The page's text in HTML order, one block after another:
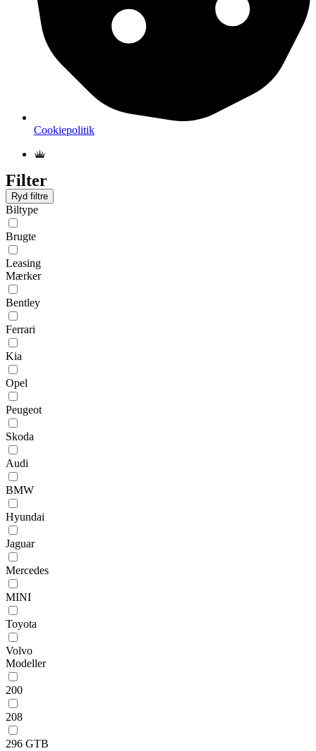
Cookiepolitik
Filter
Ryd filtre
Biltype
Brugte
Leasing
Mærker
Bentley
Ferrari
Kia
Opel
Peugeot
Skoda
Audi
BMW
Hyundai
Jaguar
Mercedes
MINI
Toyota
Volvo
Modeller
200
208
296 GTB